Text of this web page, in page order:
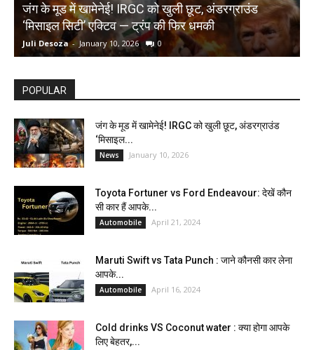
जंग के मूड में खामेनेई! IRGC को खुली छूट, अंडरग्राउंड
‘मिसाइल सिटी’ एक्टिव — ट्रंप की फिर धमकी
Juli Desoza - January 10, 2026 0
POPULAR
जंग के मूड में खामेनेई! IRGC को खुली छूट, अंडरग्राउंड
‘मिसाइल...
News January 10, 2026
Toyota Fortuner vs Ford Endeavour: देखें कौन
सी कार हैं आपके...
Automobile April 21, 2024
Maruti Swift vs Tata Punch : जाने कौनसी कार लेना
आपके...
Automobile April 16, 2024
Cold drinks VS Coconut water : क्या होगा आपके
लिए बेहतर,...